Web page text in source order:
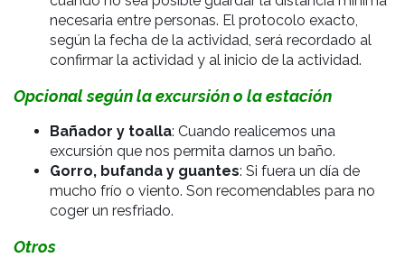
necesaria entre personas. El protocolo exacto,
según la fecha de la actividad, será recordado al
confirmar la actividad y al inicio de la actividad.
Opcional según la excursión o la estación
Bañador y toalla: Cuando realicemos una
excursión que nos permita darnos un baño.
Gorro, bufanda y guantes: Si fuera un día de
mucho frío o viento. Son recomendables para no
coger un resfriado.
Otros